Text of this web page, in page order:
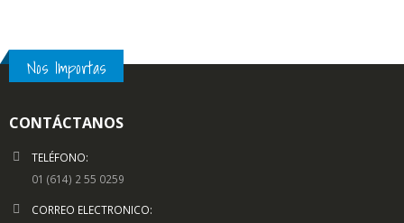
Nos Importas
CONTÁCTANOS
TELÉFONO:
01 (614) 2 55 0259
CORREO ELECTRONICO: